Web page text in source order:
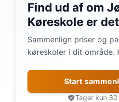
Find ud af om
Køreskole er
Sammenlign priser og
køreskoler i dit område.
Start
Tager kun